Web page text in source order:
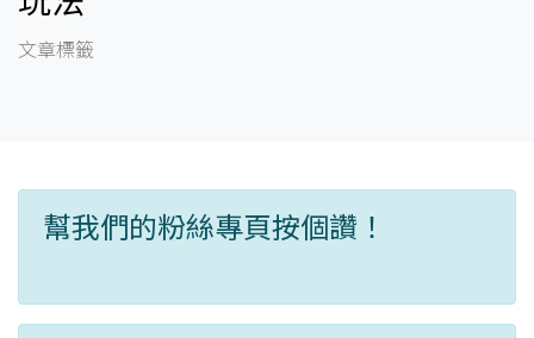
文章標籤
幫我們的粉絲專頁按個讚！